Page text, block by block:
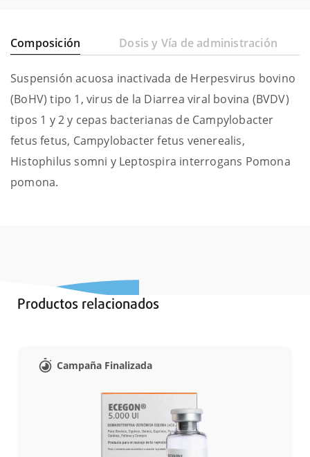
Composición Dosis y Vía de administración
Suspensión acuosa inactivada de Herpesvirus bovino
(BoHV) tipo 1, virus de la Diarrea viral bovina (BVDV)
tipos 1 y 2 y cepas bacterianas de Campylobacter
fetus fetus, Campylobacter fetus venerealis,
Histophilus somni y Leptospira interrogans Pomona
pomona.
Productos relacionados
Campaña Finalizada